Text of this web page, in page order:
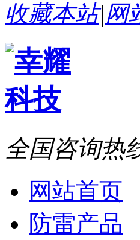
收藏本站|网
全国咨询热
网站首页
防雷产品